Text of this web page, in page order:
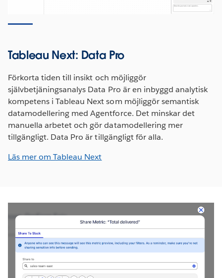
Tableau Next: Data Pro
Förkorta tiden till insikt och möjliggör
självbetjäningsanalys Data Pro är en inbyggd analytisk
kompetens i Tableau Next som möjliggör semantisk
datamodellering med Agentforce. Det minskar det
manuella arbetet och gör datamodellering mer
tillgängligt. Data Pro är tillgängligt för alla.
Läs mer om Tableau Next